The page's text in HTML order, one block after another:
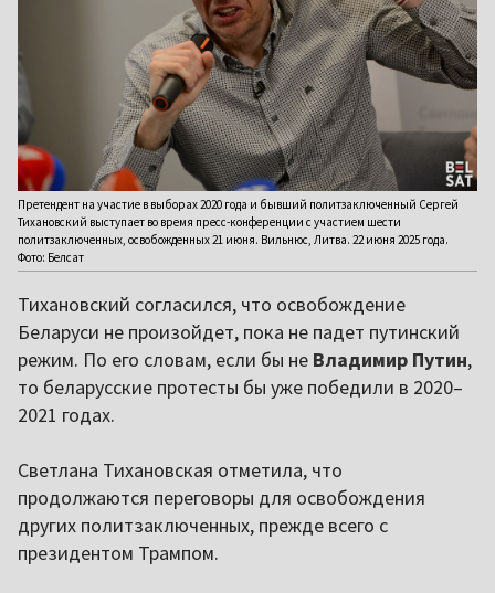
Претендент на участие в выборах 2020 года и бывший политзаключенный Сергей
Тихановский выступает во время пресс-конференции с участием шести
политзаключенных, освобожденных 21 июня. Вильнюс, Литва. 22 июня 2025 года.
Фото: Белсат
Тихановский согласился, что освобождение
Беларуси не произойдет, пока не падет путинский
режим. По его словам, если бы не Владимир Путин,
то беларусские протесты бы уже победили в 2020–
2021 годах.
Светлана Тихановская отметила, что
продолжаются переговоры для освобождения
других политзаключенных, прежде всего с
президентом Трампом.